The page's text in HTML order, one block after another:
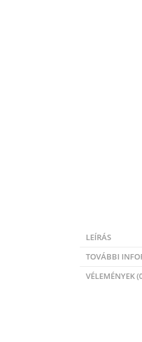
LEÍRÁS
TOVÁBBI
VÉLEMÉNYEK